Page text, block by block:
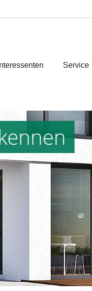
Interessenten Service